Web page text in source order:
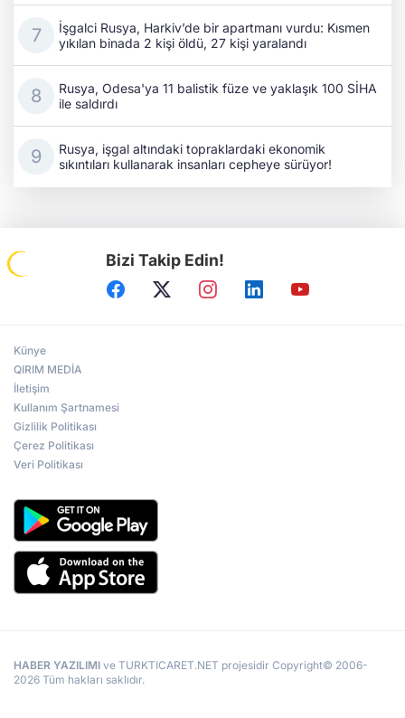
İşgalci Rusya, Harkiv’de bir apartmanı vurdu: Kısmen
yıkılan binada 2 kişi öldü, 27 kişi yaralandı
Rusya, Odesa'ya 11 balistik füze ve yaklaşık 100 SİHA
ile saldırdı
Rusya, işgal altındaki topraklardaki ekonomik
sıkıntıları kullanarak insanları cepheye sürüyor!
Bizi Takip Edin!
Künye
QIRIM MEDİA
İletişim
Kullanım Şartnamesi
Gizlilik Politikası
Çerez Politikası
Veri Politikası
HABER YAZILIMI ve TURKTICARET.NET projesidir Copyright© 2006-
2026 Tüm hakları saklıdır.